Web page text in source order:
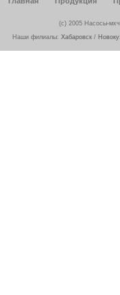
(c) 2005 Насосы-
Наши филиалы: Хабаровск /